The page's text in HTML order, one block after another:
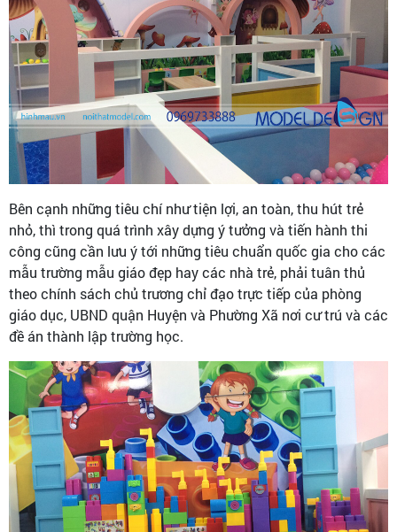
Bên cạnh những tiêu chí như tiện lợi, an toàn, thu hút trẻ
nhỏ, thì trong quá trình xây dựng ý tưởng và tiến hành thi
công cũng cần lưu ý tới những tiêu chuẩn quốc gia cho các
mẫu trường mẫu giáo đẹp hay các nhà trẻ, phải tuân thủ
theo chính sách chủ trương chỉ đạo trực tiếp của phòng
giáo dục, UBND quận Huyện và Phường Xã nơi cư trú và các
đề án thành lập trường học.